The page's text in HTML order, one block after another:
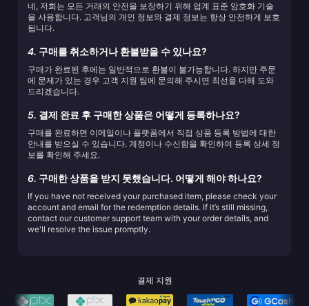
네, 저희는 모든 거래의 안전을 보장하기 위해 업계 표준 암호화 기술
을 사용합니다. 고객님의 개인 정보와 결제 정보는 항상 안전하게 보호
됩니다.
4. 구매를 취소하거나 환불받을 수 있나요?
구매가 완료된 후에는 일반적으로 환불이 불가능합니다. 하지만 주문
에 문제가 있는 경우 고객 지원 팀에 문의해 주시면 최선을 다해 도와
드리겠습니다.
5. 결제 완료 후 구매한 상품은 어떻게 등록하나요?
구매를 완료하면 이메일이나 플랫폼에서 직접 상품 등록 방법에 대한
안내를 받으실 수 있습니다. 계정이나 수신함을 확인하여 등록 상세 정
보를 확인해 주세요.
6. 구매한 상품을 받지 못했습니다. 어떻게 해야 하나요?
If you have not received your purchased item, please check your
account and email for the redemption details. If it’s still missing,
contact our customer support team with your order details, and
we'll resolve the issue promptly.
결제 지원